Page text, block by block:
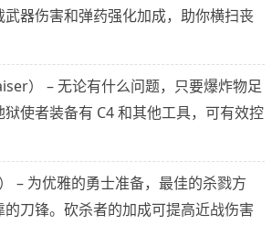
武器伤害和弹药强化加成，助你横扫丧
） – 无论有什么问题，只要爆炸物足
使者装备有 C4 和其他工具，可有效控
– 为优雅的勇士准备，最佳的杀戮方
刀锋。砍杀者的加成可提高近战伤害